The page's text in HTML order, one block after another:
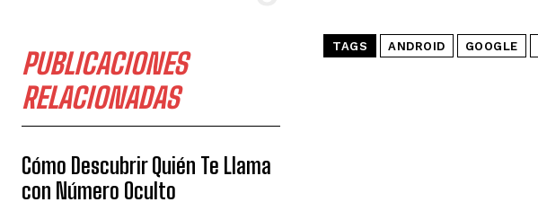
PUBLICACIONES
RELACIONADAS
Cómo Descubrir Quién Te Llama
con Número Oculto
TAGS ANDROID GOOGLE